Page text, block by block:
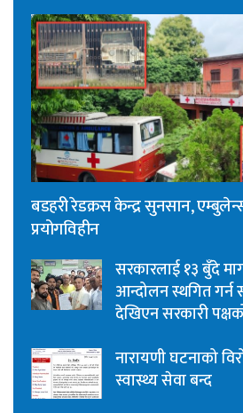
बडहरी रेडक्रस केन्द्र सुनसान,
प्रयोगविहीन
सरकारलाई १३ बुँदे
आन्दोलन स्थगित गर्न
देखिएन सरकारी
नारायणी घटनाको
स्वास्थ्य सेवा बन्द